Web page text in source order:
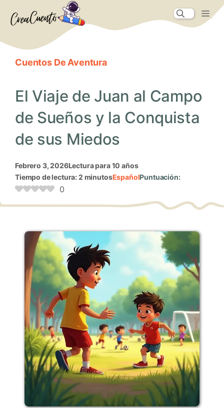
Cuentos De Aventura
El Viaje de Juan al Campo
de Sueños y la Conquista
de sus Miedos
febrero 3, 2026Lectura para 10 años
Tiempo de lectura: 2 minutosEspañolPuntuación:
0